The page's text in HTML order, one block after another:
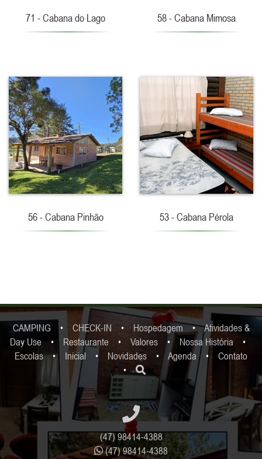
71 - Cabana do Lago 58 - Cabana Mimosa
56 - Cabana Pinhão 53 - Cabana Pérola
CAMPING • CHECK-IN • Hospedagem•Atividades &
Day Use• Restaurante• Valores• Nossa História •
Escolas• Inicial • Novidades • Agenda • Contato
•
(47) 98414-4388
(47) 98414-4388